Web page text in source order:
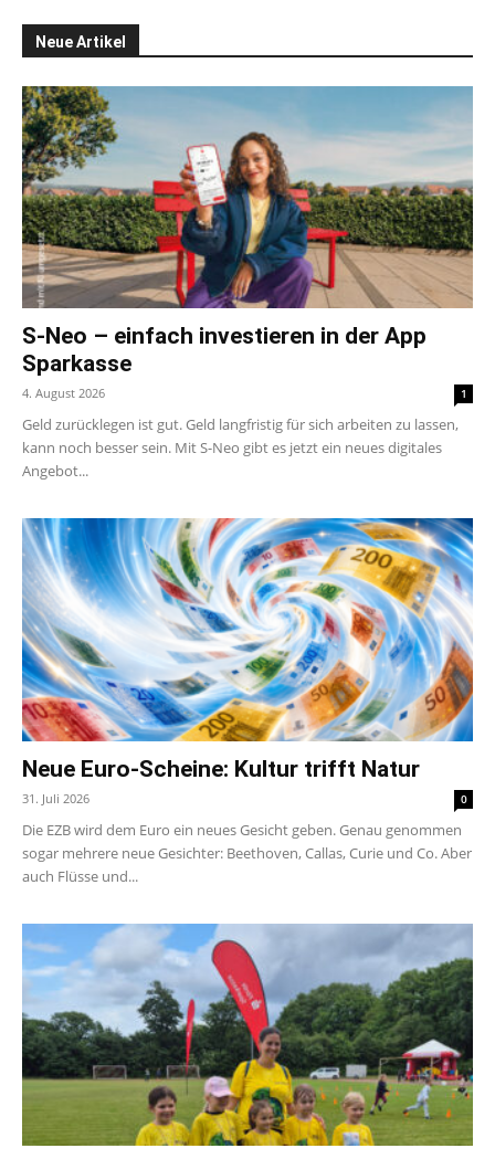
Neue Artikel
S-Neo – einfach investieren in der App
Sparkasse
4. August 2026 1
Geld zurücklegen ist gut. Geld langfristig für sich arbeiten zu lassen,
kann noch besser sein. Mit S-Neo gibt es jetzt ein neues digitales
Angebot...
Neue Euro-Scheine: Kultur trifft Natur
31. Juli 2026 0
Die EZB wird dem Euro ein neues Gesicht geben. Genau genommen
sogar mehrere neue Gesichter: Beethoven, Callas, Curie und Co. Aber
auch Flüsse und...